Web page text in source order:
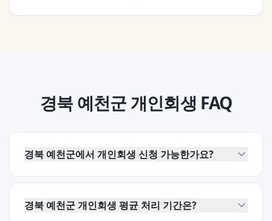
경북 예천군 개인회생 FAQ
경북 예천군에서 개인회생 신청 가능한가요?
경북 예천군 개인회생 평균 처리 기간은?